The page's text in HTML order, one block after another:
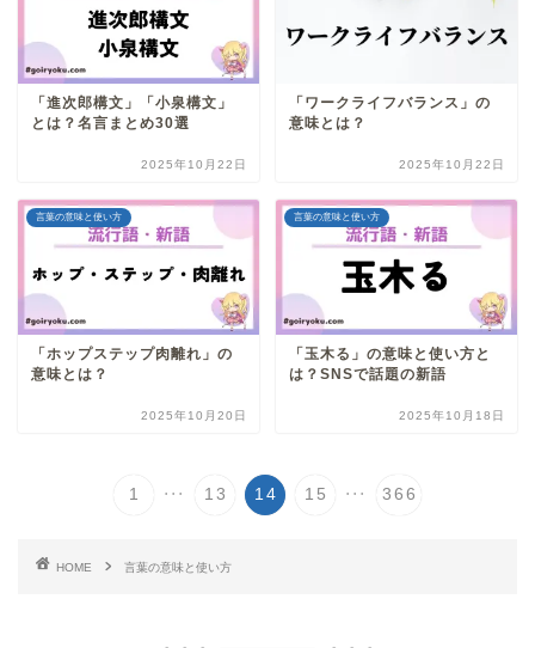
「進次郎構文」「小泉構文」
とは？名言まとめ30選
2025年10月22日
「ワークライフバランス」の
意味とは？
2025年10月22日
言葉の意味と使い方
「ホップステップ肉離れ」の
意味とは？
2025年10月20日
言葉の意味と使い方
「玉木る」の意味と使い方と
は？SNSで話題の新語
2025年10月18日
1 ... 13 14 15 ... 366
HOME 言葉の意味と使い方